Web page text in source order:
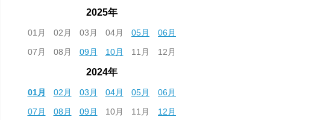
2025年
01月 02月 03月 04月 05月
06月
07月
08月 09月 10月 11月 12月
2024年
01月 02月 03月 04月 05月
06月
07月
08月 09月 10月 11月 12月